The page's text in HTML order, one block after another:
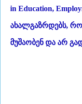
in Education,
ახალგაზრდებს,
მუშაობენ და არ